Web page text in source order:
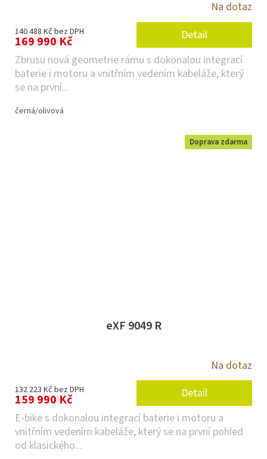
Na dotaz
140 488 Kč bez DPH
169 990 Kč
Detail
Zbrusu nová geometrie rámu s dokonalou integrací
baterie i motoru a vnitřním vedením kabeláže, který
se na první...
černá/olivová
Doprava zdarma
eXF 9049 R
Na dotaz
132 223 Kč bez DPH
159 990 Kč
Detail
E-bike s dokonalou integrací baterie i motoru a
vnitřním vedením kabeláže, který se na první pohled
od klasického...